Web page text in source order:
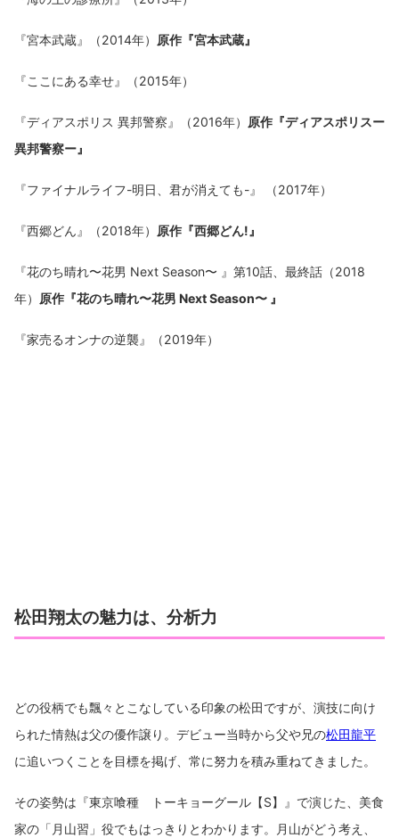
『宮本武蔵』（2014年） 原作『宮本武蔵』
『ここにある幸せ』（2015年）
『ディアスポリス 異邦警察』（2016年） 原作『ディアスポリスー
異邦警察ー』
『ファイナルライフ-明日、君が消えても-』 （2017年）
『西郷どん』（2018年） 原作『西郷どん!』
『花のち晴れ〜花男 Next Season〜 』第10話、最終話（2018
年） 原作『花のち晴れ〜花男 Next Season〜 』
『家売るオンナの逆襲』（2019年）
松田翔太の魅力は、分析力
どの役柄でも飄々とこなしている印象の松田ですが、演技に向け
られた情熱は父の優作譲り。デビュー当時から父や兄の松田龍平
に追いつくことを目標を掲げ、常に努力を積み重ねてきました。
その姿勢は『東京喰種 トーキョーグール【S】』で演じた、美食
家の「月山習」役でもはっきりとわかります。月山がどう考え、